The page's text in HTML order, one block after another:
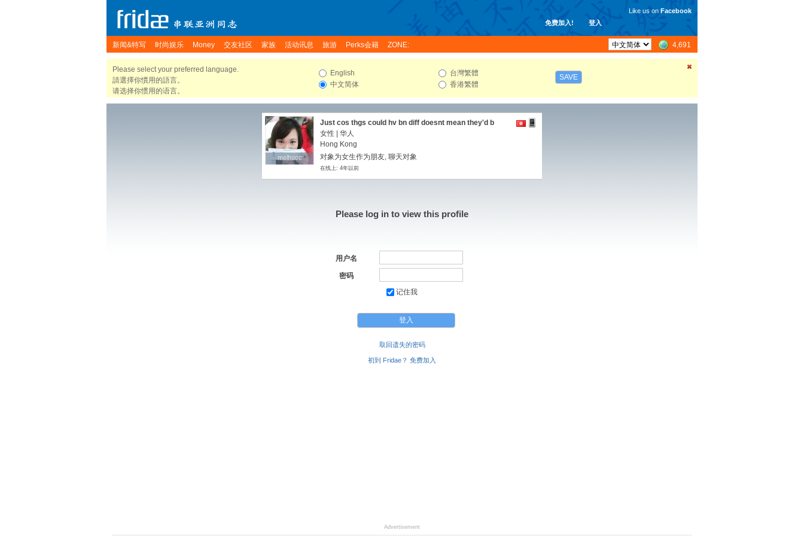
免费加入! 登入
Like us on Facebook
新闻&特写 时尚娱乐 Money 交友社区 家族 活动讯息 旅游 Perks会籍 ZONE: 4,691
Please select your preferred language.
請選擇你慣用的語言。
请选择你惯用的语言。
English
中文简体
台灣繁體
香港繁體
SAVE
melhocc
melhocc
Just cos thgs could hv bn diff doesnt mean they'd b
better
女性 | 华人
Hong Kong
对象为女生作为朋友, 聊天对象
在线上: 4年以前
Please log in to view this profile
用户名
密码
记住我
取回遗失的密码
初到 Fridae？ 免费加入
Advertisement